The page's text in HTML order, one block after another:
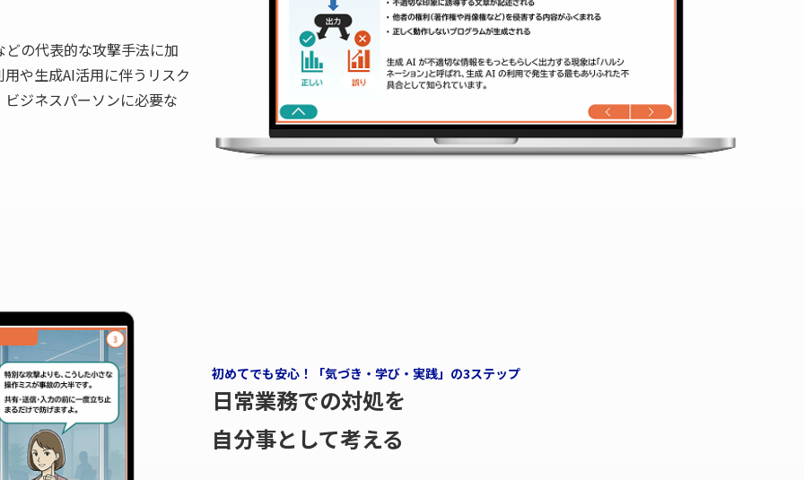
の代表的な攻撃手法に加
や生成AI活用に伴うリスク
ジネスパーソンに必要な
初めてでも安心！「気づき・学び・実践」の3ステップ
日常業務での対処を
自分事として考える